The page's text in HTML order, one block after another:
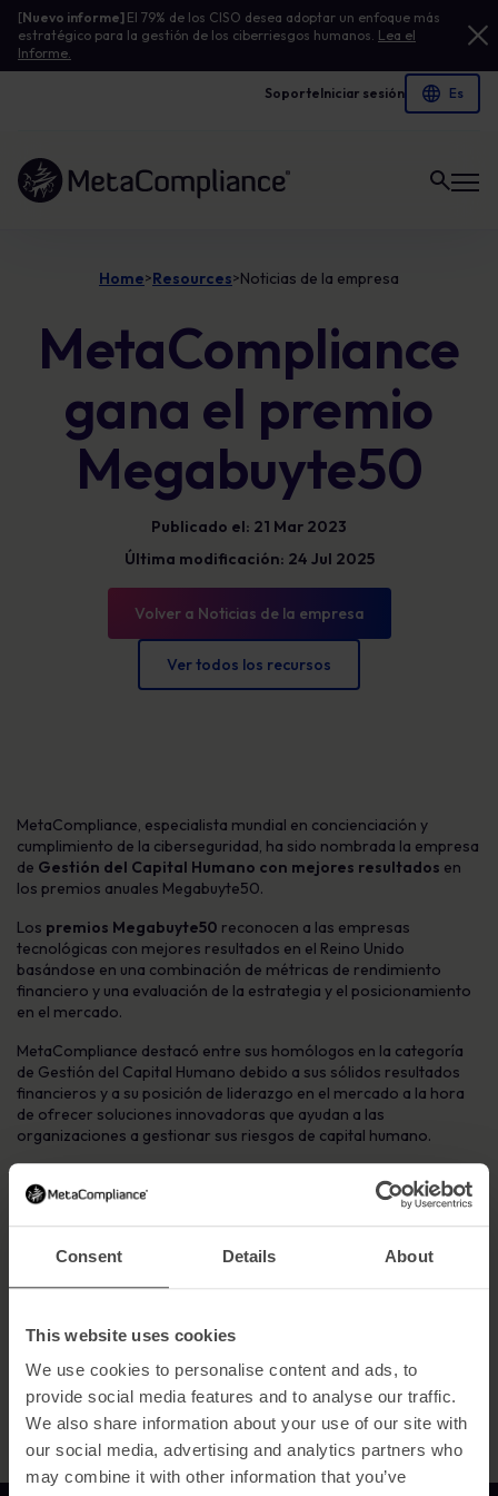
Consent Details About
This website uses cookies
We use cookies to personalise content and ads, to
provide social media features and to analyse our traffic.
We also share information about your use of our site with
our social media, advertising and analytics partners who
may combine it with other information that you’ve
[Nuevo informe] El 79% de los CISO desea adoptar un enfoque más
estratégico para la gestión de los ciberriesgos humanos. Lea el
Informe.
SoporteIniciar sesión
Enlace a la página de inicio
Home>Resources>Noticias de la empresa
MetaCompliance
gana el premio
Megabuyte50
Publicado el: 21 Mar 2023
Última modificación: 24 Jul 2025
Volver a Noticias de la empresa
Ver todos los recursos
MetaCompliance, especialista mundial en concienciación y
cumplimiento de la ciberseguridad, ha sido nombrada la empresa
de Gestión del Capital Humano con mejores resultados en
los premios anuales Megabuyte50.
Los premios Megabuyte50 reconocen a las empresas
tecnológicas con mejores resultados en el Reino Unido
basándose en una combinación de métricas de rendimiento
financiero y una evaluación de la estrategia y el posicionamiento
en el mercado.
MetaCompliance destacó entre sus homólogos en la categoría
de Gestión del Capital Humano debido a sus sólidos resultados
financieros y a su posición de liderazgo en el mercado a la hora
de ofrecer soluciones innovadoras que ayudan a las
organizaciones a gestionar sus riesgos de capital humano.
como la empresa de Gestión de Capital Humano con mejores
nuestro compromiso para ayudar a las organizaciones a
Para leer
el informe de las empresas ganadoras de
2023 haga clic aquí .